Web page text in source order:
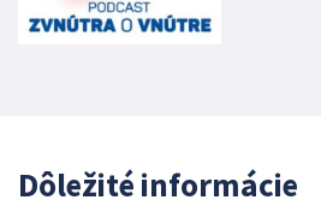
Dôležité informácie